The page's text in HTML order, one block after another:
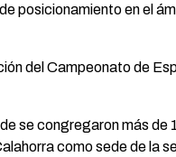
posicionamiento en el
del Campeonato de
se congregaron más
como sede de la